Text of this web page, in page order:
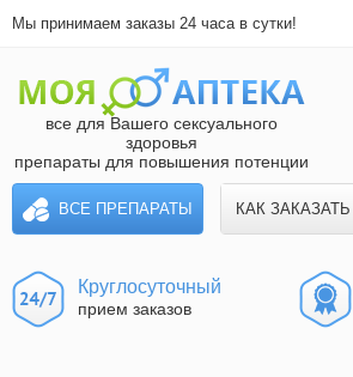
Мы принимаем заказы 24 часа в сутки!
все для Вашего сексуального
здоровья
препараты для повышения потенции
ВСЕ ПРЕПАРАТЫ КАК ЗАКАЗАТЬ
Круглосуточный
прием заказов